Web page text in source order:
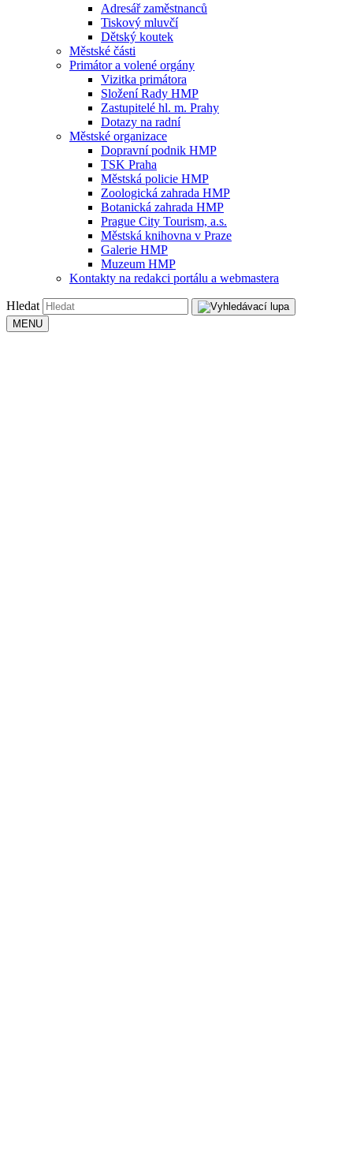
Adresář zaměstnanců
Tiskový mluvčí
Dětský koutek
Městské části
Primátor a volené orgány
Vizitka primátora
Složení Rady HMP
Zastupitelé hl. m. Prahy
Dotazy na radní
Městské organizace
Dopravní podnik HMP
TSK Praha
Městská policie HMP
Zoologická zahrada HMP
Botanická zahrada HMP
Prague City Tourism, a.s.
Městská knihovna v Praze
Galerie HMP
Muzeum HMP
Kontakty na redakci portálu a webmastera
Hledat
MENU